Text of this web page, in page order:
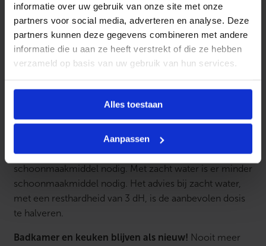
informatie over uw gebruik van onze site met onze
partners voor social media, adverteren en analyse. Deze
partners kunnen deze gegevens combineren met andere
informatie die u aan ze heeft verstrekt of die ze hebben
verzameld op basis van uw gebruik van hun services.
Alles toestaan
Aanpassen
Zacht water vermindert huidirritatie.Huidirritatie kan
meerdere oorzaken hebben. Klachten worden veelal
verergerd doordat kalk in het water de huid uitdroogt.
Met zacht water is huidirritatie vaak dragelijker of
helemaal verleden tijd.
binding aan met de werkzame stoffen in zepen,
shampoos en andere schoonmaakmiddelen. De met
kalk gebonden werkzame stoffen kunnen niet meer
actief schoonmaken. Hierdoor is er meer
schoonmaakmiddel nodig. Met zacht water is er minder
schoonmaakmiddel nodig. Het advies bij zacht water,
met een resthardheid van 3 dH, is de aanbevolen dosis
te halveren.
Badkamer en keuken blijven als nieuw! Nooit meer